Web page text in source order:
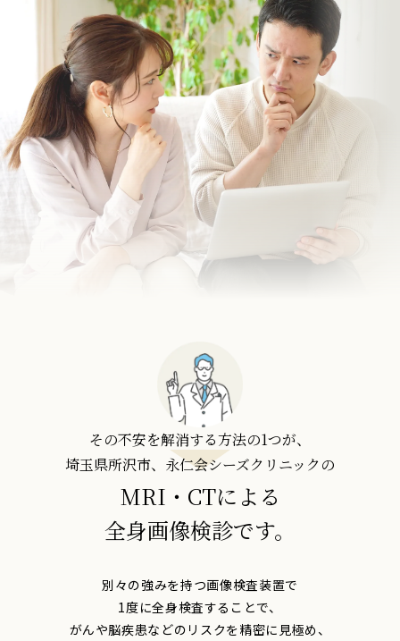
その不安を解消する方法の1つが、
埼玉県所沢市、永仁会シーズクリニックの
MRI・CTによる
全身画像検診です。
別々の強みを持つ画像検査装置で
1度に全身検査することで、
がんや脳疾患などのリスクを精密に見極め、